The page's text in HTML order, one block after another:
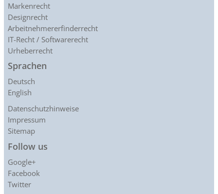
Markenrecht
Designrecht
Arbeitnehmererfinderrecht
IT-Recht / Softwarerecht
Urheberrecht
Sprachen
Deutsch
English
Datenschutzhinweise
Impressum
Sitemap
Follow us
Google+
Facebook
Twitter